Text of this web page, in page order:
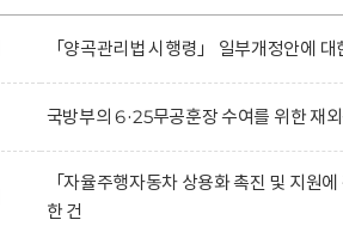
「양곡관리법 시행령」 일부개정안에
국방부의 6·25무공훈장 수여를 위한 재
「자율주행자동차 상용화 촉진 및 지원
한 건